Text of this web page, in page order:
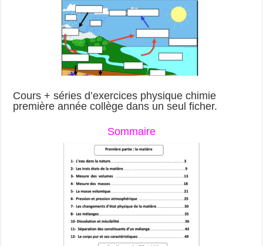
Cours+ séries d’exercices physique chimie
première année collège dans un seul ficher.
Sommaire